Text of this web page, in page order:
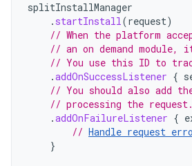
splitInstallManager
. startInstall(request)
// When the platform
// an on demand
// You use this ID to
.addOnSuccessListener {
// You should also add
// processing the request.
.addOnFailureListener {
// Handle request
}